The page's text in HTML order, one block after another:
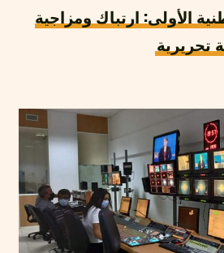
الأولى: ارتباك ومزاجية